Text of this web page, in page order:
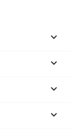



keyboard_arrow_down